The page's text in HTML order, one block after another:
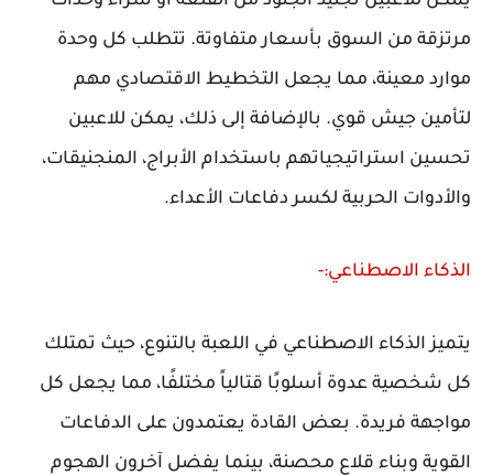
مرتزقة من السوق بأسعار متفاوتة. تتطلب كل وحدة
موارد معينة، مما يجعل التخطيط الاقتصادي مهم
لتأمين جيش قوي. بالإضافة إلى ذلك، يمكن للاعبين
تحسين استراتيجياتهم باستخدام الأبراج، المنجنيقات،
والأدوات الحربية لكسر دفاعات الأعداء.
الذكاء الاصطناعي:-
يتميز الذكاء الاصطناعي في اللعبة بالتنوع، حيث تمتلك
كل شخصية عدوة أسلوبًا قتالياً مختلفًا، مما يجعل كل
مواجهة فريدة. بعض القادة يعتمدون على الدفاعات
القوية وبناء قلاع محصنة، بينما يفضل آخرون الهجوم